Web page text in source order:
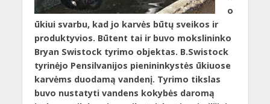
o
ūkiui svarbu, kad jo karvės būtų sveikos ir
produktyvios. Būtent tai ir buvo mokslininko
Bryan Swistock tyrimo objektas. B.Swistock
tyrinėjo Pensilvanijos pienininkystės ūkiuose
karvėms duodamą vandenį. Tyrimo tikslas
buvo nustatyti vandens kokybės daromą